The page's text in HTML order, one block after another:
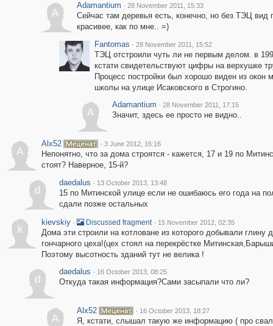
A
Adamantium · 28 November 2011, 15:33
Сейчас там деревья есть, конечно, но без ТЭЦ вид
красивее, как по мне.. =)
Fantomas · 28 November 2011, 15:52
ТЭЦ отстроили чуть ли не первым делом. в
кстати свидетельствуют цифры на верхушке
Процесс постройки был хорошо виден из окон
школы на улице Исаковского в Строгино.
A
Adamantium · 28 November 2011, 17:15
Значит, здесь ее просто не видно..
A
Alx52 · 3 June 2012, 16:16
Непонятно, что за дома строятся - кажется, 17 и 19 по
стоят? Наверное, 15-й?
d
daedalus · 13 October 2013, 13:48
15 по Митинской улице если не ошибаюсь его года на
сдали позже остальных
k
kievskiy · Discussed fragment · 15 November 2012, 02:35
Дома эти строили на котловане из которого добывали глину
гончарного цеха!(цех стоял на перекрёстке
Поэтому высотность зданий тут не велика !
d
daedalus · 16 October 2013, 08:25
Откуда такая информация?Сами засыпали что ли?
A
Alx52 · 16 October 2013, 18:27
Я, кстати, слышал такую же информацию ( про